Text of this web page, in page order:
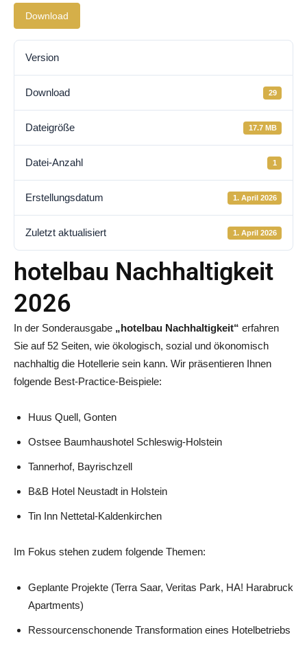
Download
Version
Download 29
Dateigröße 17.7 MB
Datei-Anzahl 1
Erstellungsdatum 1. April 2026
Zuletzt aktualisiert 1. April 2026
hotelbau Nachhaltigkeit
2026
In der Sonderausgabe „hotelbau Nachhaltigkeit“ erfahren
Sie auf 52 Seiten, wie ökologisch, sozial und ökonomisch
nachhaltig die Hotellerie sein kann. Wir präsentieren Ihnen
folgende Best-Practice-Beispiele:
Huus Quell, Gonten
Ostsee Baumhaushotel Schleswig-Holstein
Tannerhof, Bayrischzell
B&B Hotel Neustadt in Holstein
Tin Inn Nettetal-Kaldenkirchen
Im Fokus stehen zudem folgende Themen:
Geplante Projekte (Terra Saar, Veritas Park, HA! Harabruck
Apartments)
Ressourcenschonende Transformation eines Hotelbetriebs